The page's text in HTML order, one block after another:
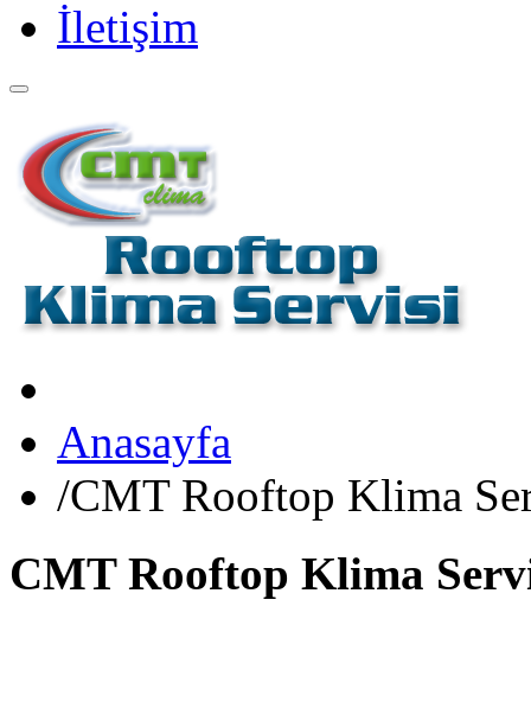
İletişim
Anasayfa
/CMT Rooftop Klima
CMT Rooftop Klima